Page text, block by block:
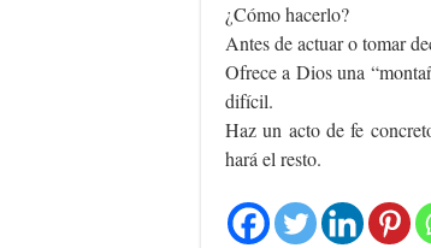
¿Cómo hacerlo?
Antes de actuar o tomar
Ofrece a Dios una
difícil.
Haz un acto de fe
hará el resto.